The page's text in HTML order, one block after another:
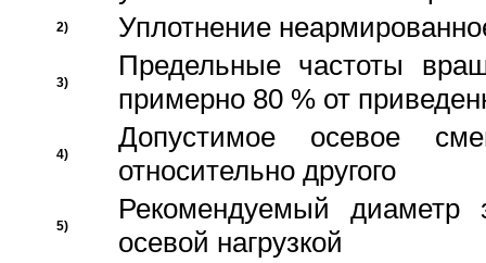
2) Уплотнение
3)
Предельные частоты
примерно 80 % от
4)
Допустимое осевое
относительно другого
5)
Рекомендуемый диаметр
осевой нагрузкой